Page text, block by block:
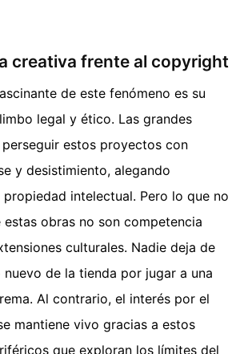
creativa frente al copyright
de este fenómeno es su
legal y ético. Las grandes
perseguir estos proyectos con
y desistimiento, alegando
intelectual. Pero lo que no
estas obras no son competencia
culturales. Nadie deja de
de la tienda por jugar a una
Al contrario, el interés por el
mantiene vivo gracias a estos
que exploran los límites del